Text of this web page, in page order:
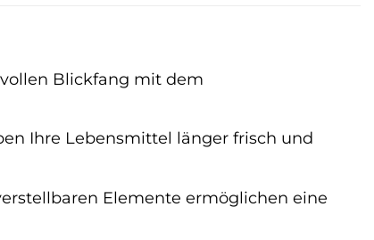
Blickfang mit dem
Ihre Lebensmittel länger frisch und
Elemente ermöglichen eine